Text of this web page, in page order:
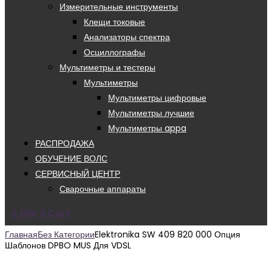
Измерительные инструменты
Клещи токовые
Анализаторы спектра
Осциллографы
Мультиметры и тестеры
Мультиметры
Мультиметры цифровые
Мультиметры лучшие
Мультиметры appa
РАСПРОДАЖА
ОБУЧЕНИЕ ВОЛС
СЕРВИСНЫЙ ЦЕНТР
Сварочные аппараты
0.00₽ 0 Cart
ГлавнаяБез КатегорииElektronika SW 409 820 000 Опция
Шаблонов DPBO MUS Для VDSL